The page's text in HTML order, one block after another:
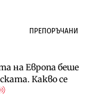
ПРЕПОРЪЧАНИ
на Европа беше
Какво се
изпълнител за
трамвайното
150 устройства с
август